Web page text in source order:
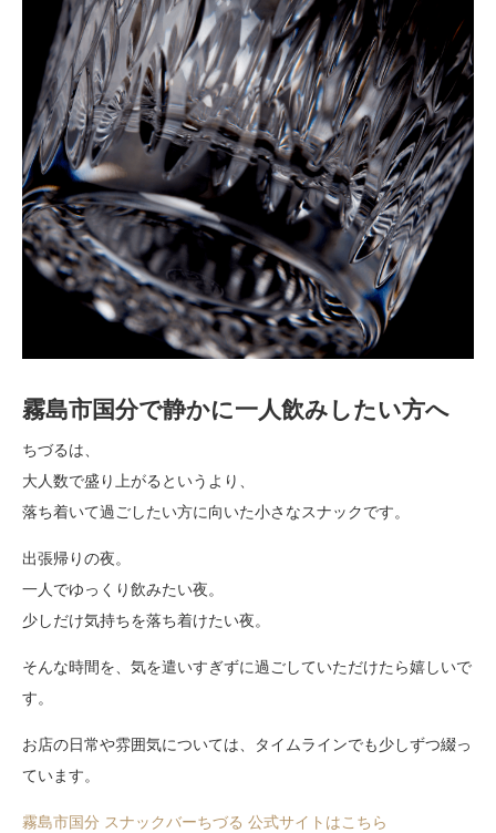
霧島市国分で静かに一人飲みしたい方へ
ちづるは、
大人数で盛り上がるというより、
落ち着いて過ごしたい方に向いた小さなスナックです。
出張帰りの夜。
一人でゆっくり飲みたい夜。
少しだけ気持ちを落ち着けたい夜。
そんな時間を、気を遣いすぎずに過ごしていただけたら嬉しいで
す。
お店の日常や雰囲気については、タイムラインでも少しずつ綴っ
ています。
霧島市国分 スナックバーちづる 公式サイトはこちら